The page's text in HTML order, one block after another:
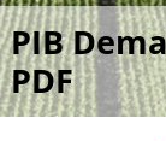
PIB
PDF